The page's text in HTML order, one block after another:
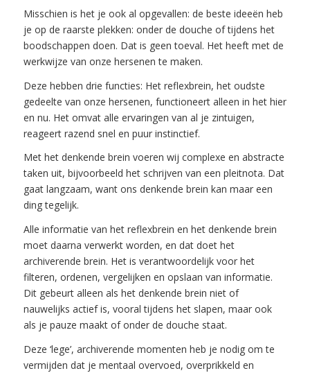
Misschien is het je ook al opgevallen: de beste ideeën heb
je op de raarste plekken: onder de douche of tijdens het
boodschappen doen. Dat is geen toeval. Het heeft met de
werkwijze van onze hersenen te maken.
Deze hebben drie functies: Het reflexbrein, het oudste
gedeelte van onze hersenen, functioneert alleen in het hier
en nu. Het omvat alle ervaringen van al je zintuigen,
reageert razend snel en puur instinctief.
Met het denkende brein voeren wij complexe en abstracte
taken uit, bijvoorbeeld het schrijven van een pleitnota. Dat
gaat langzaam, want ons denkende brein kan maar een
ding tegelijk.
Alle informatie van het reflexbrein en het denkende brein
moet daarna verwerkt worden, en dat doet het
archiverende brein. Het is verantwoordelijk voor het
filteren, ordenen, vergelijken en opslaan van informatie.
Dit gebeurt alleen als het denkende brein niet of
nauwelijks actief is, vooral tijdens het slapen, maar ook
als je pauze maakt of onder de douche staat.
Deze ‘lege’, archiverende momenten heb je nodig om te
vermijden dat je mentaal overvoed, overprikkeld en